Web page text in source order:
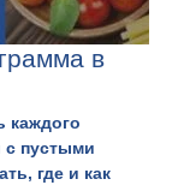
в
каждого
с пустыми
где и как